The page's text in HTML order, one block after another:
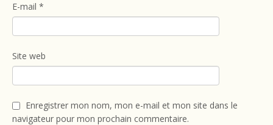
E-mail *
Site web
Enregistrer mon nom, mon e-mail et mon site dans le
navigateur pour mon prochain commentaire.